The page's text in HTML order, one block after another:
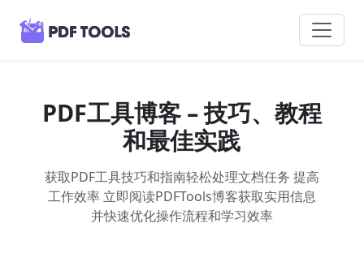
PDF工具博客 – 技巧、教程
和最佳实践
获取PDF工具技巧和指南轻松处理文档任务 提高
工作效率 立即阅读PDFTools博客获取实用信息
并快速优化操作流程和学习效率